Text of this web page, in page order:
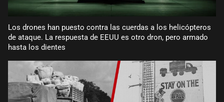
Los drones han puesto contra las cuerdas a los helicópteros
de ataque. La respuesta de EEUU es otro dron, pero armado
hasta los dientes